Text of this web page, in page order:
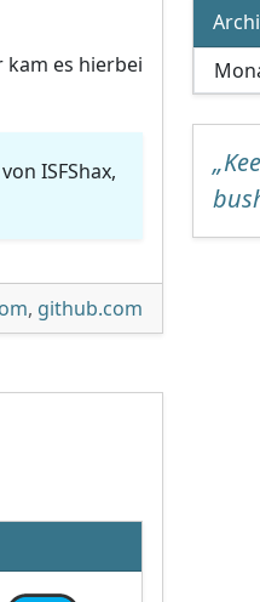
es hierbei
ISFShax,
redseeprom-v1.0 und
, github.com
Archiv